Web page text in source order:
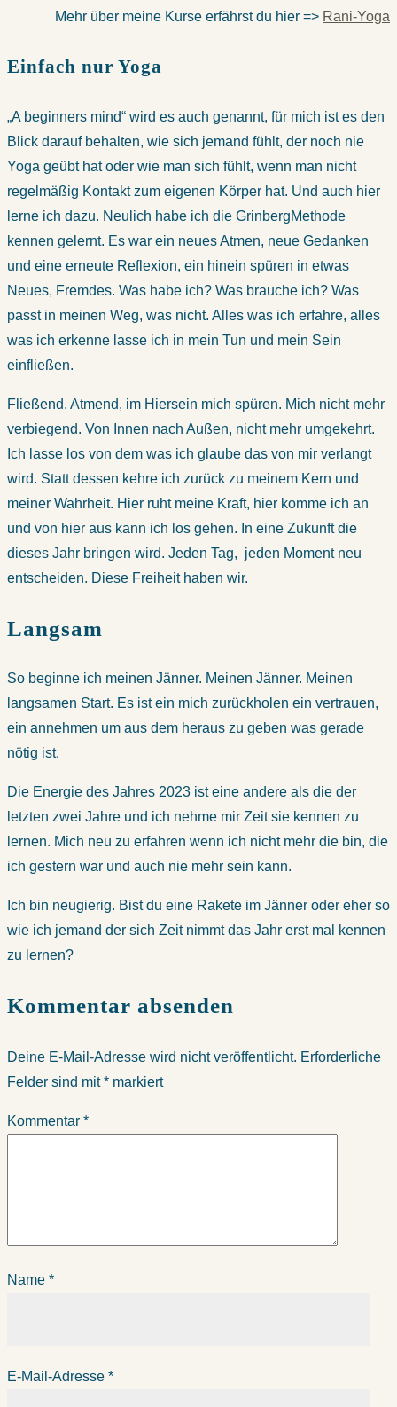
Mehr über meine Kurse erfährst du hier => Rani-Yoga
Einfach nur Yoga
„A beginners mind“ wird es auch genannt, für mich ist es den
Blick darauf behalten, wie sich jemand fühlt, der noch nie
Yoga geübt hat oder wie man sich fühlt, wenn man nicht
regelmäßig Kontakt zum eigenen Körper hat. Und auch hier
lerne ich dazu. Neulich habe ich die GrinbergMethode
kennen gelernt. Es war ein neues Atmen, neue Gedanken
und eine erneute Reflexion, ein hinein spüren in etwas
Neues, Fremdes. Was habe ich? Was brauche ich? Was
passt in meinen Weg, was nicht. Alles was ich erfahre, alles
was ich erkenne lasse ich in mein Tun und mein Sein
einfließen.
Fließend. Atmend, im Hiersein mich spüren. Mich nicht mehr
verbiegend. Von Innen nach Außen, nicht mehr umgekehrt.
Ich lasse los von dem was ich glaube das von mir verlangt
wird. Statt dessen kehre ich zurück zu meinem Kern und
meiner Wahrheit. Hier ruht meine Kraft, hier komme ich an
und von hier aus kann ich los gehen. In eine Zukunft die
dieses Jahr bringen wird. Jeden Tag, jeden Moment neu
entscheiden. Diese Freiheit haben wir.
Langsam
So beginne ich meinen Jänner. Meinen Jänner. Meinen
langsamen Start. Es ist ein mich zurückholen ein vertrauen,
ein annehmen um aus dem heraus zu geben was gerade
nötig ist.
Die Energie des Jahres 2023 ist eine andere als die der
letzten zwei Jahre und ich nehme mir Zeit sie kennen zu
lernen. Mich neu zu erfahren wenn ich nicht mehr die bin, die
ich gestern war und auch nie mehr sein kann.
Ich bin neugierig. Bist du eine Rakete im Jänner oder eher so
wie ich jemand der sich Zeit nimmt das Jahr erst mal kennen
zu lernen?
Kommentar absenden
Deine E-Mail-Adresse wird nicht veröffentlicht. Erforderliche
Felder sind mit* markiert
Kommentar *
Name *
E-Mail-Adresse *